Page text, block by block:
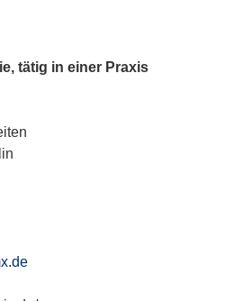
tätig in einer Praxis